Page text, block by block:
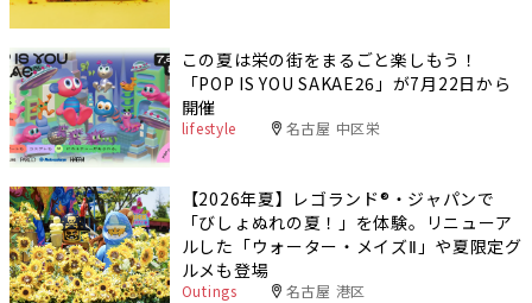
この夏は栄の街をまるごと楽しもう！
「POP IS YOU SAKAE26」が7月22日から
開催
lifestyle 名古屋 中区栄
【2026年夏】レゴランド®・ジャパンで
「びしょぬれの夏！」を体験。リニューア
ルした「ウォーター・メイズⅡ」や夏限定グ
ルメも登場
Outings 名古屋 港区